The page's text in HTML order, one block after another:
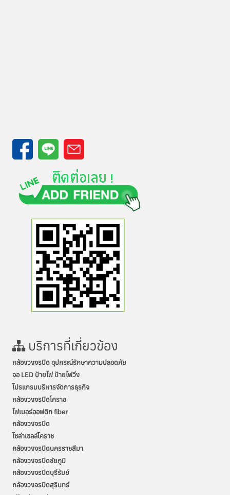
บริการที่เกี่ยวข้อง
กล้องวงจรปิด อุปกรณ์รักษาความปลอดภัย
จอ LED ป้ายไฟ ป้ายไฟวิ่ง
โปรแกรมบริหารจัดการธุรกิจ
กล้องวงจรปิดโคราช
ไฟเบอร์ออฟติก fiber
กล้องวงจรปิด
โซล่าเซลล์โคราช
กล้องวงจรปิดนครราชสีมา
กล้องวงจรปิดชัยภูมิ
กล้องวงจรปิดบุรีรัมย์
กล้องวงจรปิดสุรินทร์